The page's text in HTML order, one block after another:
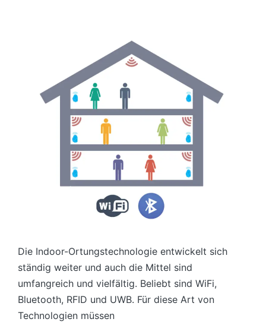
Die Indoor-Ortungstechnologie entwickelt sich
ständig weiter und auch die Mittel sind
umfangreich und vielfältig. Beliebt sind WiFi,
Bluetooth, RFID und UWB. Für diese Art von
Technologien müssen